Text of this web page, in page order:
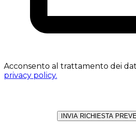
Acconsento al trattamento dei
privacy policy.
INVIA RICHIESTA